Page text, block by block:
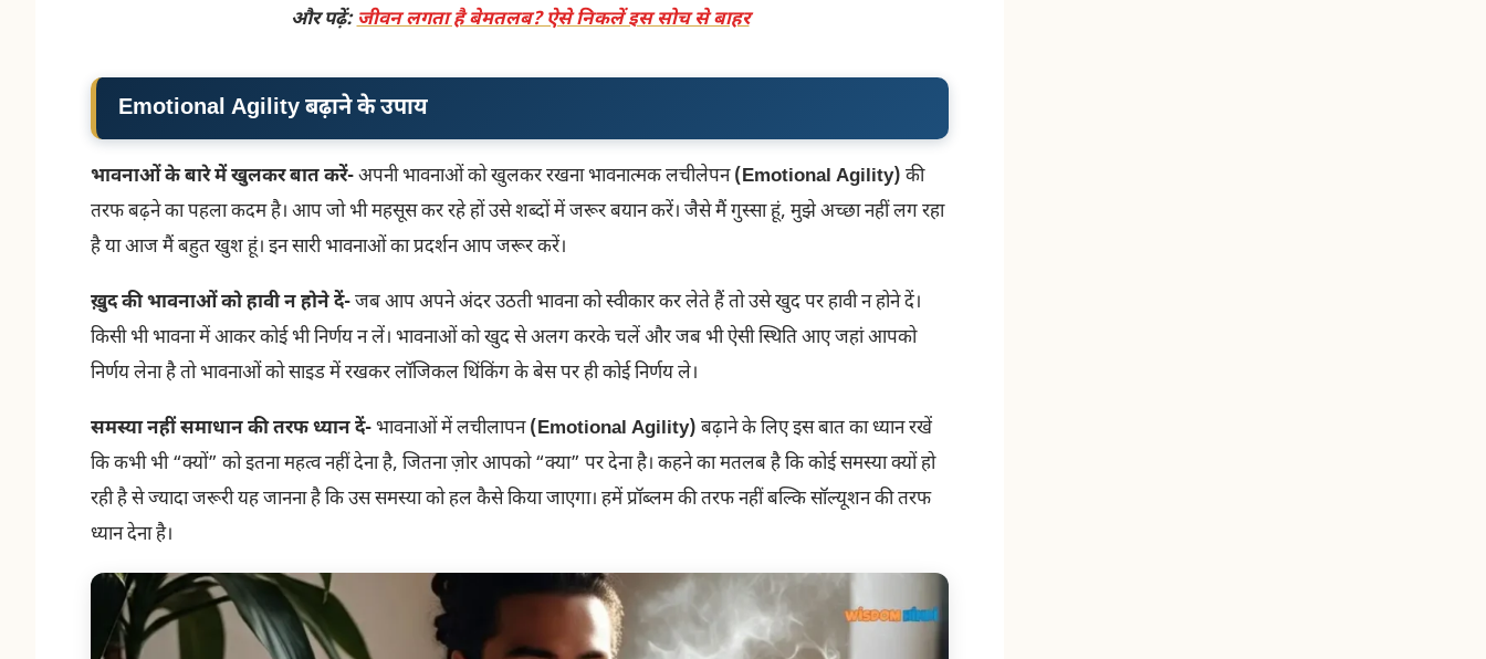
और पढ़ें:जीवन लगता है बेमतलब? ऐसे निकलें इस सोच से बाहर
Emotional Agility बढ़ाने के उपाय
भावनाओं के बारे में खुलकर बात करें-अपनी भावनाओं को खुलकर रखना भावनात्मक लचीलेपन(Emotional Agility) की
तरफ बढ़ने का पहला कदम है। आप जो भी महसूस कर रहे हों उसे शब्दों में जरूर बयान करें। जैसे मैं गुस्सा हूं, मुझे अच्छा नहीं लग रहा
है या आज मैं बहुत खुश हूं। इन सारी भावनाओं का प्रदर्शन आप जरूर करें।
ख़ुद की भावनाओं को हावी न होने दें-जब आप अपने अंदर उठती भावना को स्वीकार कर लेते हैं तो उसे खुद पर हावी न होने दें।
किसी भी भावना में आकर कोई भी निर्णय न लें। भावनाओं को खुद से अलग करके चलें और जब भी ऐसी स्थिति आए जहां आपको
निर्णय लेना है तो भावनाओं को साइड में रखकर लॉजिकल थिंकिंग के बेस पर ही कोई निर्णय ले।
समस्या नहीं समाधान की तरफ ध्यान दें-भावनाओं में लचीलापन(Emotional Agility) बढ़ाने के लिए इस बात का ध्यान रखें
कि कभी भी “क्यों” को इतना महत्व नहीं देना है, जितना ज़ोर आपको “क्या” पर देना है। कहने का मतलब है कि कोई समस्या क्यों हो
रही है से ज्यादा जरूरी यह जानना है कि उस समस्या को हल कैसे किया जाएगा। हमें प्रॉब्लम की तरफ नहीं बल्कि सॉल्यूशन की तरफ
ध्यान देना है।